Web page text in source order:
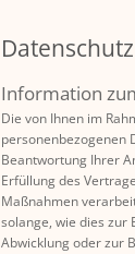
Datenschutz
Information
Die von Ihnen im
personenbezogenen
Beantwortung Ihrer
Erfüllung des
Maßnahmen
solange, wie dies zur
Abwicklung oder zur